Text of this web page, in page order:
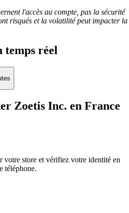
l'accès au compte, pas la sécurité
risqués et la volatilité peut impacter la
temps réel
Zoetis Inc. en France
votre store et vérifiez votre identité en
téléphone.